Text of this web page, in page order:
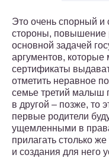
Это очень спорный
стороны, повышение
основной задачей
аргументов, которые
сертификаты
отметить неравное
семье третий малыш
в другой – позже, то
первые родители
ущемленными в
прилагать столько
и создания для него